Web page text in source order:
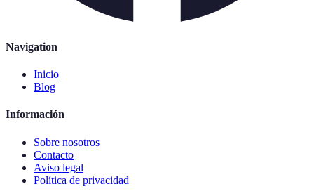
Navigation
Inicio
Blog
Información
Sobre nosotros
Contacto
Aviso legal
Política de privacidad